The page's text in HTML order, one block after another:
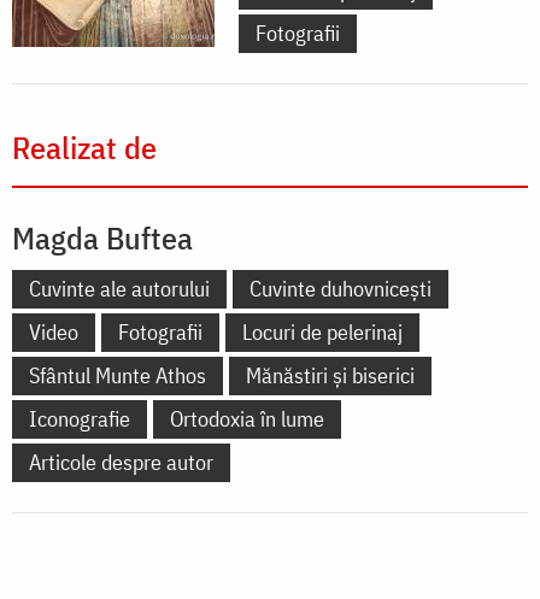
Fotografii
Realizat de
Magda Buftea
Cuvinte ale autorului
Cuvinte duhovnicești
Video
Fotografii
Locuri de pelerinaj
Sfântul Munte Athos
Mănăstiri și biserici
Iconografie
Ortodoxia în lume
Articole despre autor